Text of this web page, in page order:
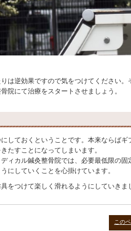
は逆効果ですので気をつけてください。
院にて治療をスタートさせましょう。
しておくということです。本来ならばギ
たすことになってしまいます。
ィカル鍼灸整骨院では、必要最低限の固
にしていくことを心掛けています。
をつけて楽しく滑れるようにしていきま
この